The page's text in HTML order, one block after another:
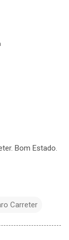
Bom Estado.
Carreter